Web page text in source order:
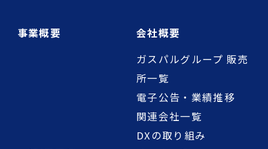
事業概要
会社概要
ガスパルグループ 販売
所一覧
電子公告・業績推移
関連会社一覧
DXの取り組み